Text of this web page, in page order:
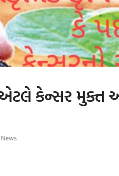
એટલે કેન્સર